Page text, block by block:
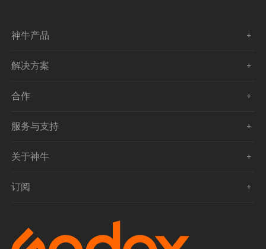
神牛产品
解决方案
合作
服务与支持
关于神牛
订阅